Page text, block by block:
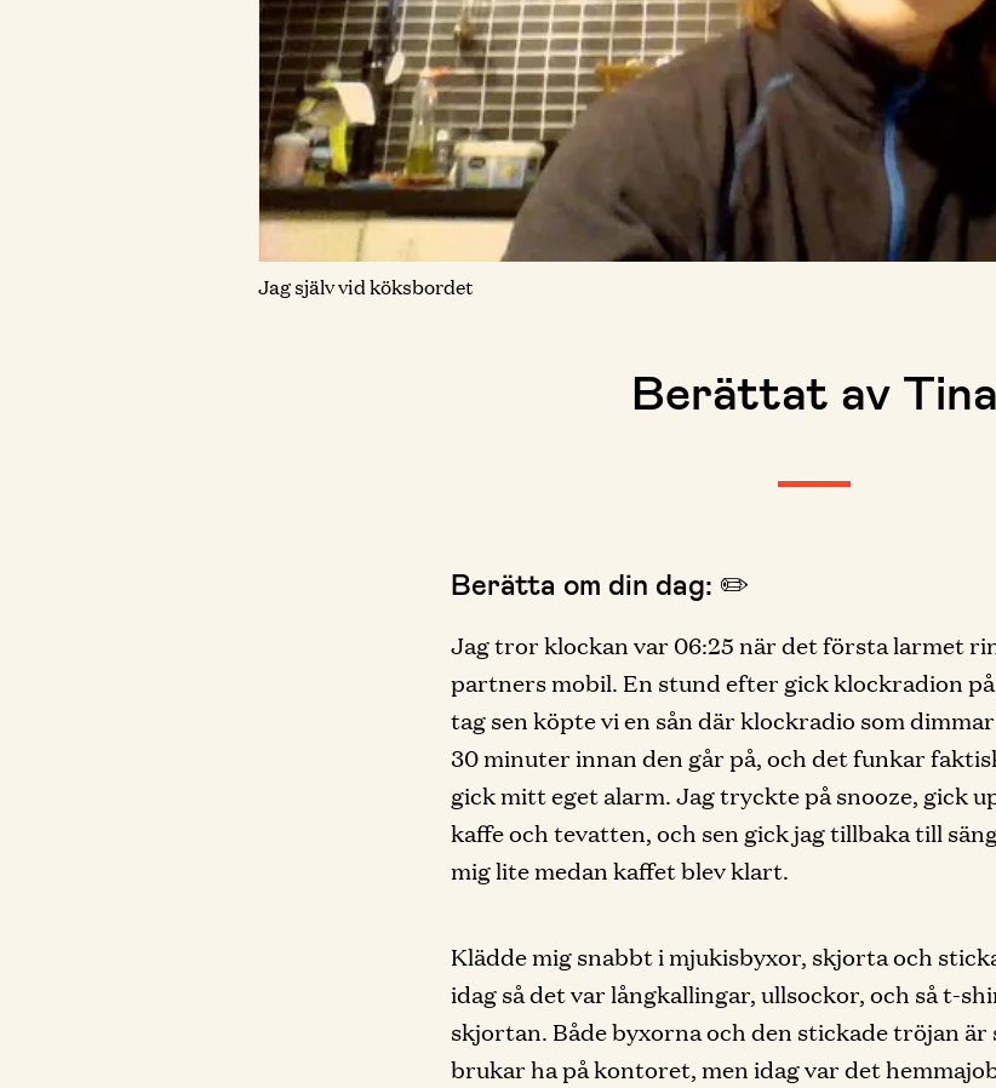
Jag själv vid köksbordet
Berättat av Tina
Berätta om din dag: ✏️
Jag tror klockan var 06:25 när det första larmet
partners mobil. En stund efter gick klockradion på
tag sen köpte vi en sån där klockradio som
30 minuter innan den går på, och det funkar
gick mitt eget alarm. Jag tryckte på snooze, gick
kaffe och tevatten, och sen gick jag tillbaka till
mig lite medan kaffet blev klart.
Klädde mig snabbt i mjukisbyxor, skjorta och
idag så det var långkallingar, ullsockor, och så t-
skjortan. Både byxorna och den stickade tröjan är
brukar ha på kontoret, men idag var det